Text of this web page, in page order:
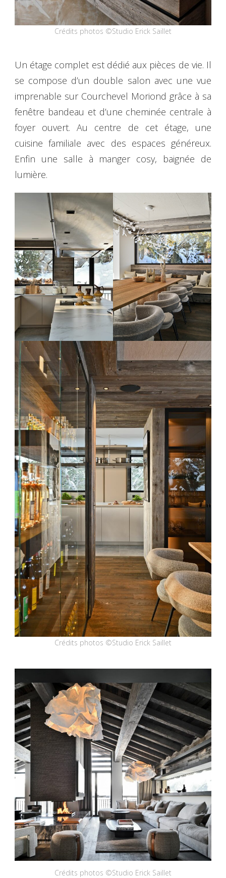
Crédits photos ©Studio Erick Saillet
Un étage complet est dédié aux pièces de vie. Il
se compose d’un double salon avec une vue
imprenable sur Courchevel Moriond grâce à sa
fenêtre bandeau et d’une cheminée centrale à
foyer ouvert. Au centre de cet étage, une
cuisine familiale avec des espaces généreux.
Enfin une salle à manger cosy, baignée de
lumière.
Crédits photos ©Studio Erick Saillet
Crédits photos ©Studio Erick Saillet